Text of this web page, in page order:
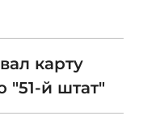
карту
"51-й штат"